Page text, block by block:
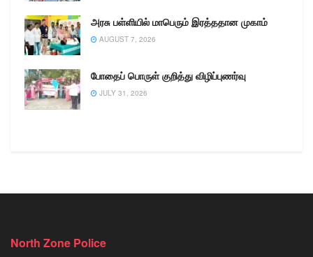
அரசு பள்ளியில் மாபெரும் இரத்ததான முகாம்
AUGUST 7, 2026
போதைப் பொருள் குறித்து விழிப்புணர்வு
JULY 31, 2026
North Zone Police